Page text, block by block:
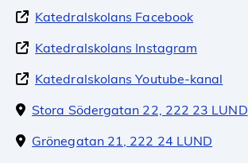
Katedralskolans Facebook
Katedralskolans Instagram
Katedralskolans Youtube-kanal
Stora Södergatan 22, 222 23 LUND
Grönegatan 21, 222 24 LUND